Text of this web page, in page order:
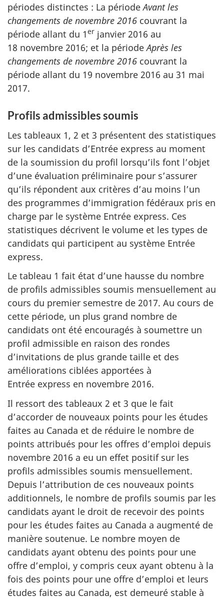
périodes distinctes : La périodeAvant les
changements de novembre 2016 couvrant la
période allant du 1er janvier 2016 au
18 novembre 2016; et la périodeAprès les
changements de novembre 2016 couvrant la
période allant du 19 novembre 2016 au 31 mai
2017.
Profils admissibles soumis
Les tableaux 1, 2 et 3 présentent des statistiques
sur les candidats d’Entrée express au moment
de la soumission du profil lorsqu’ils font l’objet
d’une évaluation préliminaire pour s’assurer
qu’ils répondent aux critères d’au moins l’un
des programmes d’immigration fédéraux pris en
charge par le système Entrée express. Ces
statistiques décrivent le volume et les types de
candidats qui participent au système Entrée
express.
Le tableau 1 fait état d’une hausse du nombre
de profils admissibles soumis mensuellement au
cours du premier semestre de 2017. Au cours de
cette période, un plus grand nombre de
candidats ont été encouragés à soumettre un
profil admissible en raison des rondes
d’invitations de plus grande taille et des
améliorations ciblées apportées à
Entrée express en novembre 2016.
Il ressort des tableaux 2 et 3 que le fait
d’accorder de nouveaux points pour les études
faites au Canada et de réduire le nombre de
points attribués pour les offres d’emploi depuis
novembre 2016 a eu un effet positif sur les
profils admissibles soumis mensuellement.
Depuis l’attribution de ces nouveaux points
additionnels, le nombre de profils soumis par les
candidats ayant le droit de recevoir des points
pour les études faites au Canada a augmenté de
manière soutenue. Le nombre moyen de
candidats ayant obtenu des points pour une
offre d’emploi, y compris ceux ayant obtenu à la
fois des points pour une offre d’emploi et leurs
études faites au Canada, est demeuré stable à